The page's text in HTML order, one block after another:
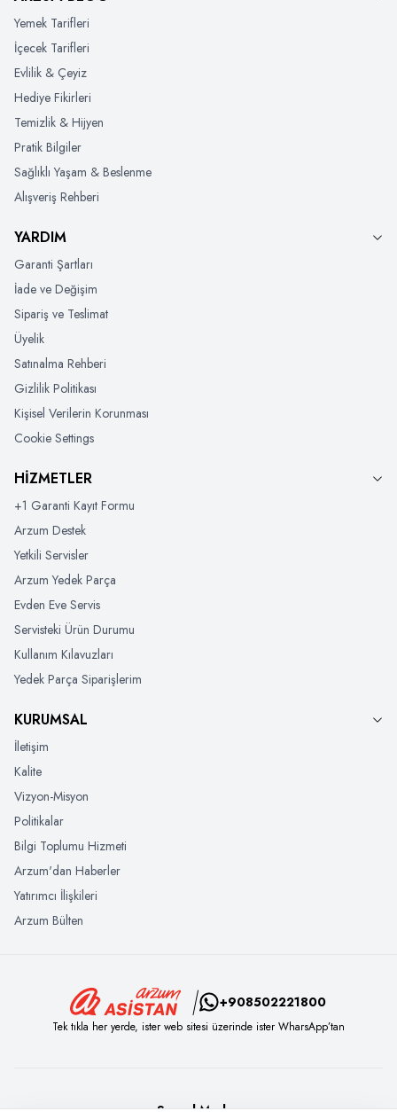
Yemek Tarifleri
İçecek Tarifleri
Evlilik & Çeyiz
Hediye Fikirleri
Temizlik & Hijyen
Pratik Bilgiler
Sağlıklı Yaşam & Beslenme
Alışveriş Rehberi
YARDIM
Garanti Şartları
İade ve Değişim
Sipariş ve Teslimat
Üyelik
Satınalma Rehberi
Gizlilik Politikası
Kişisel Verilerin Korunması
Cookie Settings
HİZMETLER
+1 Garanti Kayıt Formu
Arzum Destek
Yetkili Servisler
Arzum Yedek Parça
Evden Eve Servis
Servisteki Ürün Durumu
Kullanım Kılavuzları
Yedek Parça Siparişlerim
KURUMSAL
İletişim
Kalite
Vizyon-Misyon
Politikalar
Bilgi Toplumu Hizmeti
Arzum'dan Haberler
Yatırımcı İlişkileri
Arzum Bülten
+908502221800
Tek tıkla her yerde, ister web sitesi üzerinde ister WharsApp’tan
Sosyal Medya